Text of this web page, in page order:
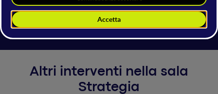
ability to understand every aspect of our genome and
tailor our DNA.
Altri interventi nella sala
Strategia